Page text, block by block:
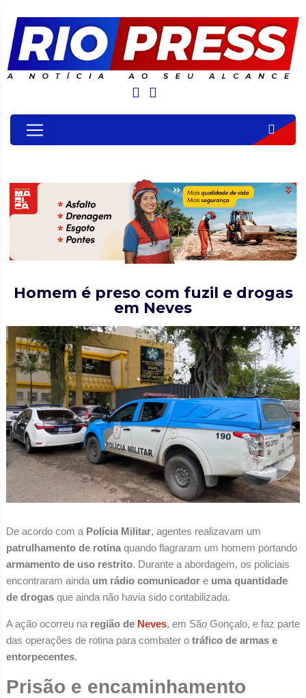
Homem é preso com fuzil e drogas
em Neves
De acordo com a Polícia Militar, agentes realizavam um
patrulhamento de rotinaquando flagraram um homem portando
armamento de uso restrito. Durante a abordagem, os policiais
encontraram ainda um rádio comunicadore uma quantidade
de drogasque ainda não havia sido contabilizada.
A ação ocorreu na região de Neves, em São Gonçalo, e faz parte
das operações de rotina para combater o tráfico de armas e
entorpecentes.
Prisão e encaminhamento